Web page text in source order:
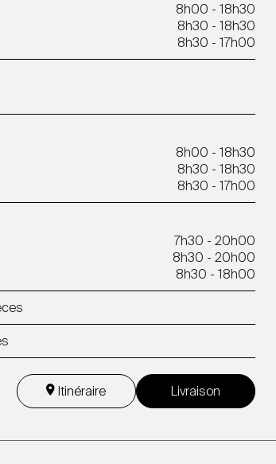
8h00 - 18h30
8h30 - 18h30
8h30 - 17h00
8h00 - 18h30
8h30 - 18h30
8h30 - 17h00
7h30 - 20h00
8h30 - 20h00
8h30 - 18h00
Itinéraire Livraison